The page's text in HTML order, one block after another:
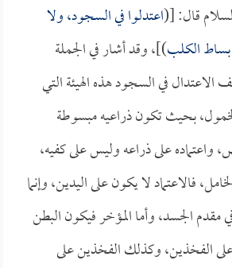
قال: [(اعتدلوا في السجود، ولا
الكلب)]، وقد أشار في الجملة
الاعتدال في السجود هذه الهيئة التي
بحيث تكون ذراعيه مبسوطة
على ذراعه وليس على كفيه،
فالاعتماد لا يكون على اليدين، وإنما
مقدم الجسد، وأما المؤخر فيكون البطن
على الفخذين، وكذلك الفخذين على